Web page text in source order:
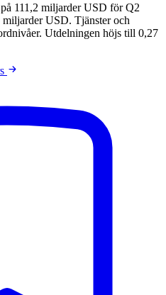
111,2 miljarder USD för Q2
miljarder USD. Tjänster och
Utdelningen höjs till 0,27